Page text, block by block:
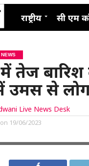
राष्ट्रीय सी एम
तेज
में उमस से
Live News Desk
19/06/2023